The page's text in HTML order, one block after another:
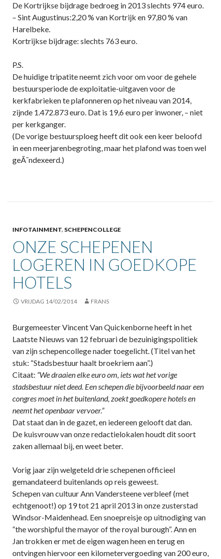
De Kortrijkse bijdrage bedroeg in 2013 slechts 974 euro.
– Sint Augustinus:2,20 % van Kortrijk en 97,80 % van
Harelbeke.
Kortrijkse bijdrage: slechts 763 euro.
P.S.
De huidige tripatite neemt zich voor om voor de gehele
bestuursperiode de exploitatie-uitgaven voor de
kerkfabrieken te plafonneren op het niveau van 2014,
zijnde 1.472.873 euro. Dat is 19,6 euro per inwoner, – niet
per kerkganger.
(De vorige bestuursploeg heeft dit ook een keer beloofd
in een meerjarenbegroting, maar het plafond was toen wel
geÃ¯ndexeerd.)
INFOTAINMENT, SCHEPENCOLLEGE
ONZE SCHEPENEN
LOGEREN IN GOEDKOPE
HOTELS
VRIJDAG 14/02/2014 FRANS
Burgemeester Vincent Van Quickenborne heeft in het
Laatste Nieuws van 12 februari de bezuinigingspolitiek
van zijn schepencollege nader toegelicht. (Titel van het
stuk: “Stadsbestuur haalt broekriem aan”.)
Citaat: “We draaien elke euro om, iets wat het vorige
stadsbestuur niet deed. Een schepen die bijvoorbeeld naar een
congres moet in het buitenland, zoekt goedkopere hotels en
neemt het openbaar vervoer.”
Dat staat dan in de gazet, en iedereen gelooft dat dan.
De kuisvrouw van onze redactielokalen houdt dit soort
zaken allemaal bij, en weet beter.
Vorig jaar zijn welgeteld drie schepenen officieel
gemandateerd buitenlands op reis geweest.
Schepen van cultuur Ann Vandersteene verbleef (met
echtgenoot!) op 19 tot 21 april 2013 in onze zusterstad
Windsor-Maidenhead. Een snoepreisje op uitnodiging van
“the worshipful the mayor of the royal burough”. Ann en
Jan trokken er met de eigen wagen heen en terug en
ontvingen hiervoor een kilometervergoeding van 200 euro,